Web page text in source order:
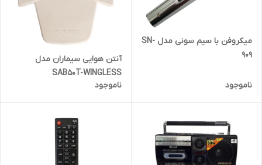
میکروفن با سیم سونی مدل SN-
909
ناموجود
آنتن هوایی سیماران مدل
SAB50T-WINGLESS
ناموجود